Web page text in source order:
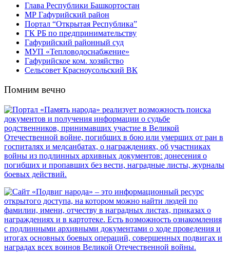
Глава Республики Башкортостан
МР Гафурийский район
Портал “Открытая Республика”
ГК РБ по предпринимательству
Гафурийский районный суд
МУП «Тепловодоснабжение»
Гафурийское ком. хозяйство
Сельсовет Красноусольский ВК
Помним вечно